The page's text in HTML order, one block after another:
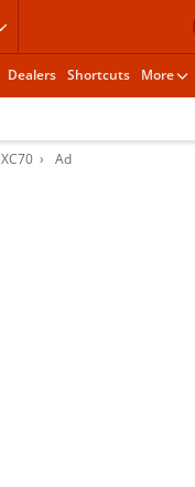
Dealers Shortcuts More
XC70 Ad